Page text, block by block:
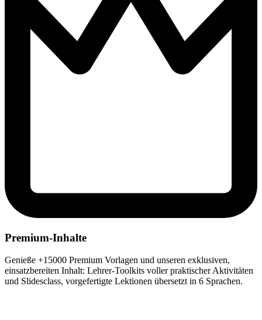
Premium-Inhalte
Genieße +15000 Premium Vorlagen und unseren exklusiven,
einsatzbereiten Inhalt: Lehrer-Toolkits voller praktischer Aktivitäten
und Slidesclass, vorgefertigte Lektionen übersetzt in 6 Sprachen.